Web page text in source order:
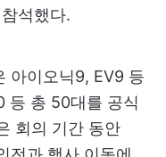
석했다.
아이오닉9, EV9 등
등 총 50대를 공식
회의 기간 동안